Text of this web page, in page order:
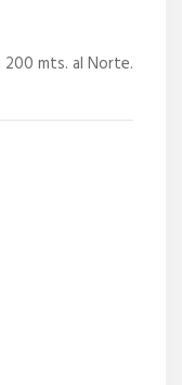
mts. al Norte.